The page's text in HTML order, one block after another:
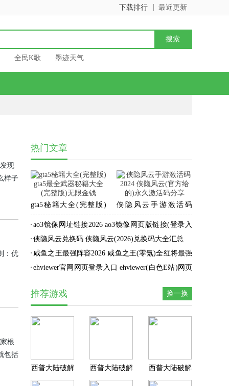
最近更新
下载排行
全民K歌 墨迹天气
现
样子
：‌优
根
包括
热门文章
gta5秘籍大全(完整版)
gta5最全武器秘籍大全
(完整版)无限金钱
侠隐风云手游激活码
2024 侠隐风云(官方给
的)永久激活码分享
ao3镜像网址链接2026 ao3镜像网页版链接(登录入
口)最新介绍
侠隐风云兑换码 侠隐风云(2026)兑换码大全汇总
咸鱼之王最强阵容2026 咸鱼之王(零氪)全红将最强
阵容搭配推荐
ehviewer官网网页登录入口 ehviewer(白色E站)网页
推荐游戏 换一换
西普大陆破解
版2026最新版
西普大陆破解
版内购无限免
西普大陆破解
版内置菜单最